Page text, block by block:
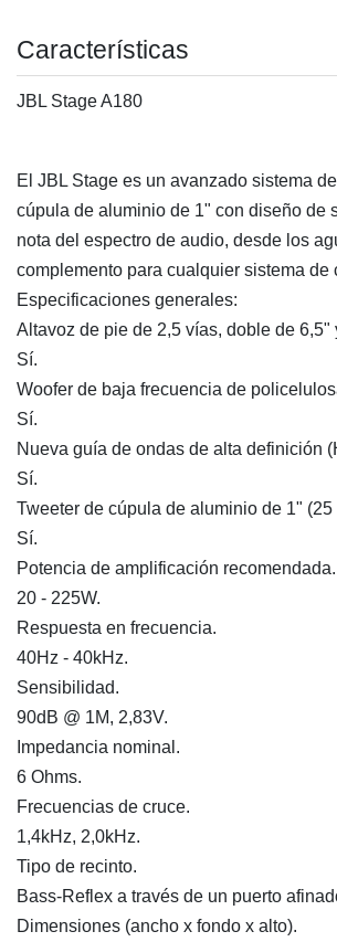
Características
JBL Stage A180
El JBL Stage es un avanzado sistema
cúpula de aluminio de 1" con diseño de
nota del espectro de audio, desde los
complemento para cualquier sistema
Especificaciones generales:
Altavoz de pie de 2,5 vías, doble de
Sí.
Woofer de baja frecuencia de
Sí.
Nueva guía de ondas de alta definición
Sí.
Tweeter de cúpula de aluminio de 1" (25
Sí.
Potencia de amplificación recomendada.
20 - 225W.
Respuesta en frecuencia.
40Hz - 40kHz.
Sensibilidad.
90dB @ 1M, 2,83V.
Impedancia nominal.
6 Ohms.
Frecuencias de cruce.
1,4kHz, 2,0kHz.
Tipo de recinto.
Bass-Reflex a través de un puerto
Dimensiones (ancho x fondo x alto).